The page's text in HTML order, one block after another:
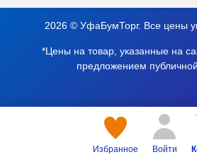
Избранное Войти
2026 © УфаБумТорг. Все цены
*Цены на товар, указанные на
предложением